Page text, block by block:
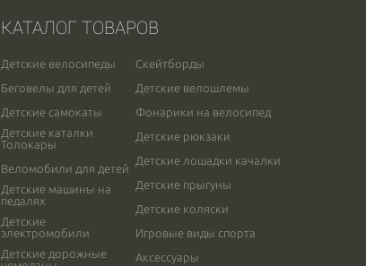
КАТАЛОГ ТОВАРОВ
Детские велосипеды
Беговелы для детей
Детские самокаты
Детские каталки
Толокары
Веломобили для детей
Детские машины на
педалях
Детские
электромобили
Детские дорожные
Скейтборды
Детские велошлемы
Фонарики на велосипед
Детские рюкзаки
Детские лошадки качалки
Детские прыгуны
Детские коляски
Игровые виды спорта
Аксессуары